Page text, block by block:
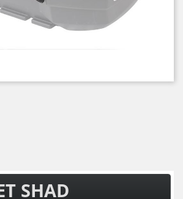
SHAD